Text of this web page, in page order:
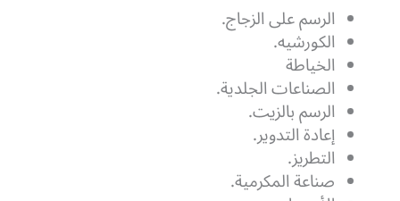
الرسم على الزجاج.
الكورشيه.
الخياطة
الصناعات الجلدية.
الرسم بالزيت.
إعادة التدوير.
التطريز.
صناعة المكرمية.